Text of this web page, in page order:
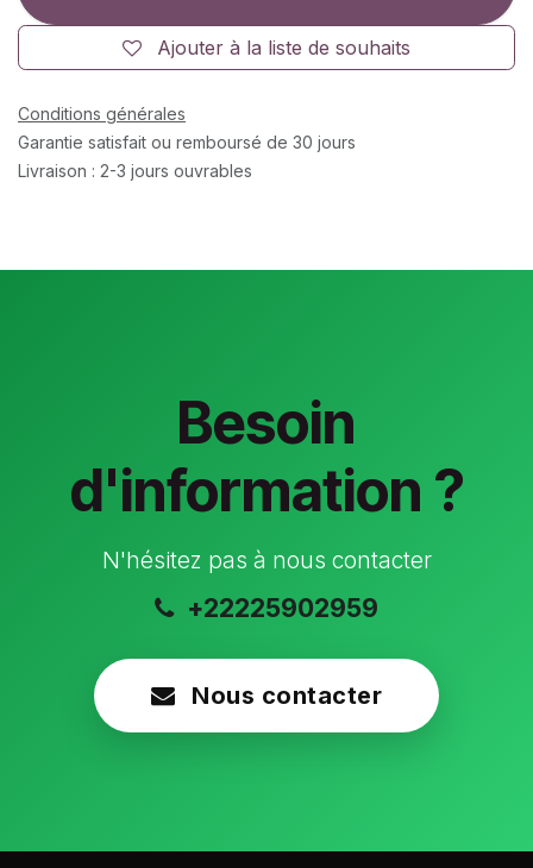
Ajouter à la liste de souhaits
Conditions générales
Garantie satisfait ou remboursé de 30 jours
Livraison : 2-3 jours ouvrables
Besoin
d'information ?
N'hésitez pas à nous contacter
+22225902959
Nous contacter